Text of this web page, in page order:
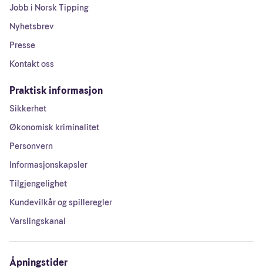
Jobb i Norsk Tipping
Nyhetsbrev
Presse
Kontakt oss
Praktisk informasjon
Sikkerhet
Økonomisk kriminalitet
Personvern
Informasjonskapsler
Tilgjengelighet
Kundevilkår og spilleregler
Varslingskanal
Åpningstider